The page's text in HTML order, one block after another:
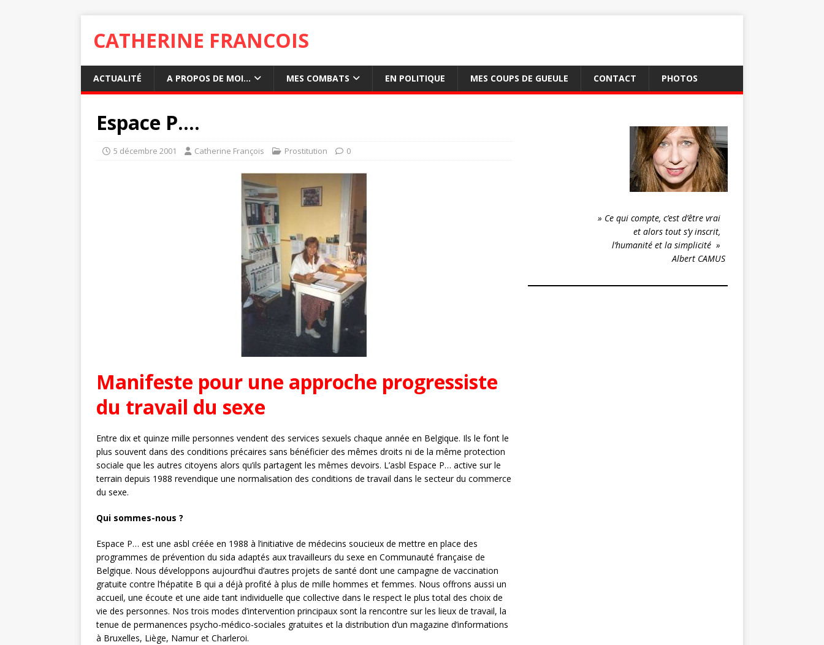
CATHERINE FRANCOIS
ACTUALITÉ A PROPOS DE MOI… MES COMBATS EN POLITIQUE MES COUPS DE GUEULE CONTACT PHOTOS
Espace P….
5 décembre 2001 Catherine François Prostitution 0
Manifeste pour une approche progressiste
du travail du sexe
Entre dix et quinze mille personnes vendent des services sexuels chaque année en Belgique. Ils le font le
plus souvent dans des conditions précaires sans bénéficier des mêmes droits ni de la même protection
sociale que les autres citoyens alors qu’ils partagent les mêmes devoirs. L’asbl Espace P… active sur le
terrain depuis 1988 revendique une normalisation des conditions de travail dans le secteur du commerce
du sexe.
Qui sommes-nous ?
Espace P… est une asbl créée en 1988 à l’initiative de médecins soucieux de mettre en place des
programmes de prévention du sida adaptés aux travailleurs du sexe en Communauté française de
Belgique. Nous développons aujourd’hui d’autres projets de santé dont une campagne de vaccination
gratuite contre l’hépatite B qui a déjà profité à plus de mille hommes et femmes. Nous offrons aussi un
accueil, une écoute et une aide tant individuelle que collective dans le respect le plus total des choix de
vie des personnes. Nos trois modes d’intervention principaux sont la rencontre sur les lieux de travail, la
tenue de permanences psycho-médico-sociales gratuites et la distribution d’un magazine d’informations
à Bruxelles, Liège, Namur et Charleroi.
» Ce qui compte, c’est d’être vrai
et alors tout s’y inscrit,
l’humanité et la simplicité »
Albert CAMUS